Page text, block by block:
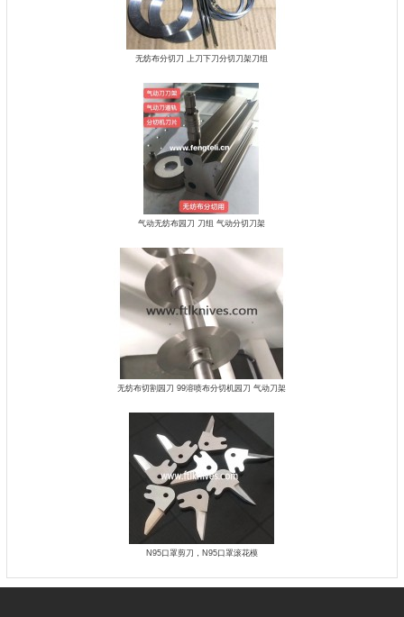
无纺布分切刀 上刀下刀分切刀架刀组
气动无纺布园刀 刀组 气动分切刀架
无纺布切割园刀 99溶喷​布分切机园刀 气动刀架
N95口罩剪刀，N95口罩滚花模